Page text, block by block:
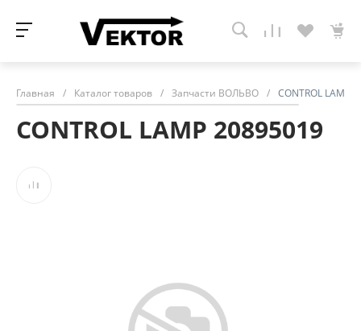
Главная / Каталог товаров / Запчасти ВОЛЬВО / CONTROL LAMP
CONTROL LAMP 20895019